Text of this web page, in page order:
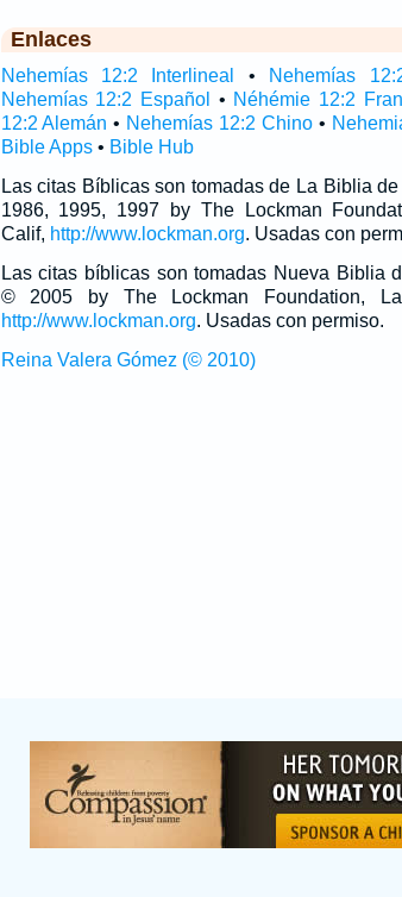
Enlaces
Nehemías 12:2 Interlineal • Nehemías
Nehemías 12:2 Español
• Néhémie 12:2
12:2 Alemán • Nehemías 12:2 Chino •
Bible Apps• Bible Hub
Las citas Bíblicas son tomadas de La Biblia
1986, 1995, 1997 by The Lockman
Calif, http://www.lockman.org. Usadas con
Las citas bíblicas son tomadas Nueva Biblia
© 2005 by The Lockman Foundation,
http://www.lockman.org. Usadas con permiso.
Reina Valera Gómez (© 2010)